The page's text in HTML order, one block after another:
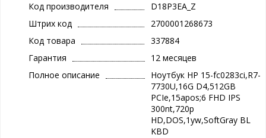
Код производителя
D18P3EA_Z
Штрих код
2700001268673
Код товара
337884
Гарантия
12 месяцев
Полное описание
Ноутбук HP 15-fc0283ci,R7-
7730U,16G D4,512GB
PCIe,15apos;6 FHD IPS
300nt,720p
HD,DOS,1yw,SoftGray BL
KBD